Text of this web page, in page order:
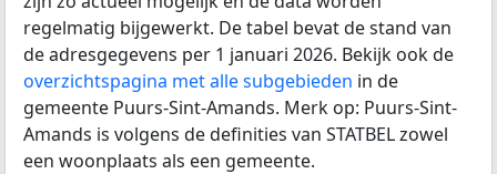
regelmatig bijgewerkt. De tabel bevat de stand van
de adresgegevens per 1 januari 2026. Bekijk ook de
overzichtspagina met alle subgebieden in de
gemeente Puurs-Sint-Amands. Merk op: Puurs-Sint-
Amands is volgens de definities van STATBEL zowel
een woonplaats als een gemeente.